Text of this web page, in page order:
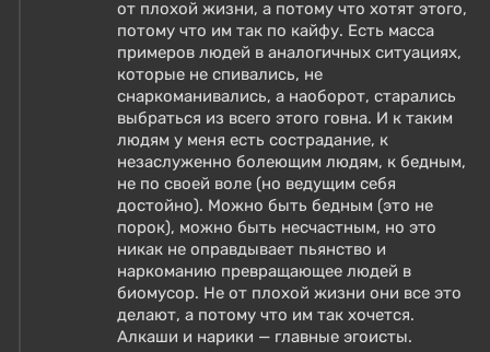
от плохой жизни, а потому что хотят этого,
потому что им так по кайфу. Есть масса
примеров людей в аналогичных ситуациях,
которые не спивались, не
снаркоманивались, а наоборот, старались
выбраться из всего этого говна. И к таким
людям у меня есть сострадание, к
незаслуженно болеющим людям, к бедным,
не по своей воле (но ведущим себя
достойно). Можно быть бедным (это не
порок), можно быть несчастным, но это
никак не оправдывает пьянство и
наркоманию превращающее людей в
биомусор. Не от плохой жизни они все это
делают, а потому что им так хочется.
Алкаши и нарики — главные эгоисты.